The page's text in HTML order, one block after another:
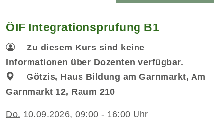
ÖIF Integrationsprüfung B1
Zu diesem Kurs sind keine
Informationen über Dozenten verfügbar.
Götzis, Haus Bildung am Garnmarkt, Am
Garnmarkt 12, Raum 210
Do. 10.09.2026, 09:00 - 16:00 Uhr